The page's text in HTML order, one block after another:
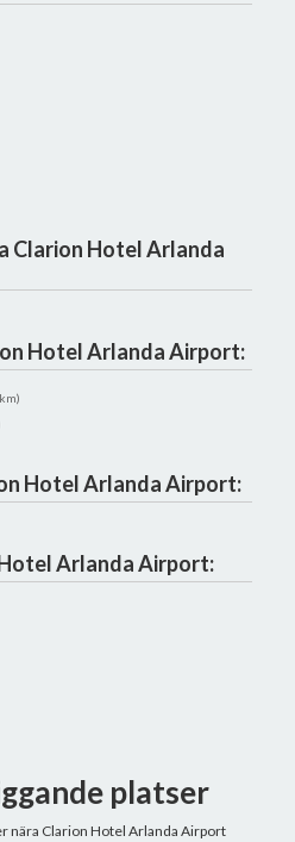
Clarion Hotel Arlanda
Hotel Arlanda Airport:
Hotel Arlanda Airport:
Arlanda Airport:
platser
nära Clarion Hotel Arlanda Airport